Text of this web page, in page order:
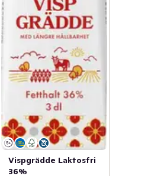
Vispgrädde Laktosfri
36%